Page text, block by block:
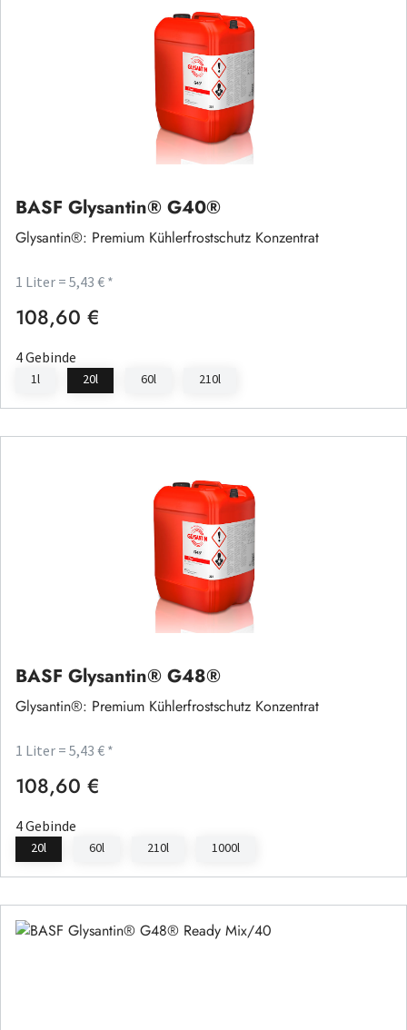
BASF Glysantin® G40®
Glysantin®: Premium Kühlerfrostschutz Konzentrat
1 Liter = 5,43 € *
Regulärer Preis:
108,60 €
4 Gebinde
1l 20l 60l 210l
BASF Glysantin® G48®
Glysantin®: Premium Kühlerfrostschutz Konzentrat
1 Liter = 5,43 € *
Regulärer Preis:
108,60 €
4 Gebinde
20l 60l 210l 1000l